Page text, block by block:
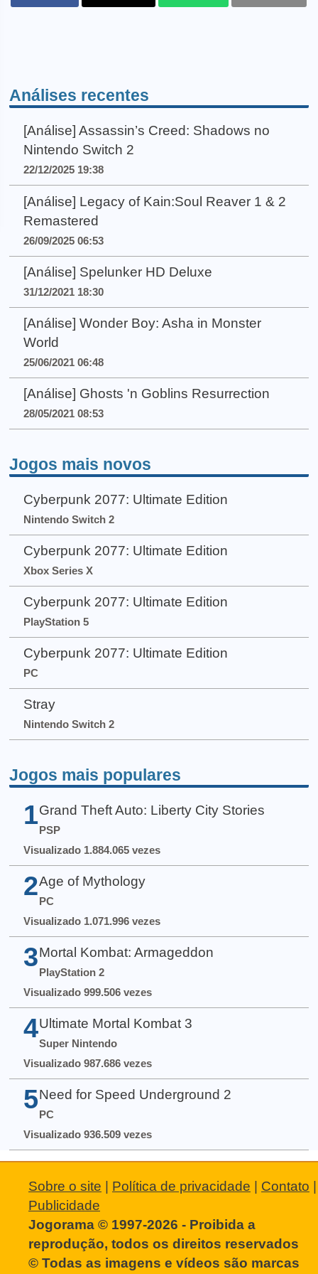
Análises recentes
[Análise] Assassin’s Creed: Shadows no
Nintendo Switch 2
22/12/2025 19:38
[Análise] Legacy of Kain:Soul Reaver 1 & 2
Remastered
26/09/2025 06:53
[Análise] Spelunker HD Deluxe
31/12/2021 18:30
[Análise] Wonder Boy: Asha in Monster
World
25/06/2021 06:48
[Análise] Ghosts 'n Goblins Resurrection
28/05/2021 08:53
Jogos mais novos
Cyberpunk 2077: Ultimate Edition
Nintendo Switch 2
Cyberpunk 2077: Ultimate Edition
Xbox Series X
Cyberpunk 2077: Ultimate Edition
PlayStation 5
Cyberpunk 2077: Ultimate Edition
PC
Stray
Nintendo Switch 2
Jogos mais populares
1 Grand Theft Auto: Liberty City Stories
PSP
Visualizado 1.884.065 vezes
2 Age of Mythology
PC
Visualizado 1.071.996 vezes
3 Mortal Kombat: Armageddon
PlayStation 2
Visualizado 999.506 vezes
4 Ultimate Mortal Kombat 3
Super Nintendo
Visualizado 987.686 vezes
5 Need for Speed Underground 2
PC
Visualizado 936.509 vezes
Sobre o site | Política de privacidade | Contato |
Publicidade
Jogorama © 1997-2026 - Proibida a
reprodução, todos os direitos reservados
© Todas as imagens e vídeos são marcas